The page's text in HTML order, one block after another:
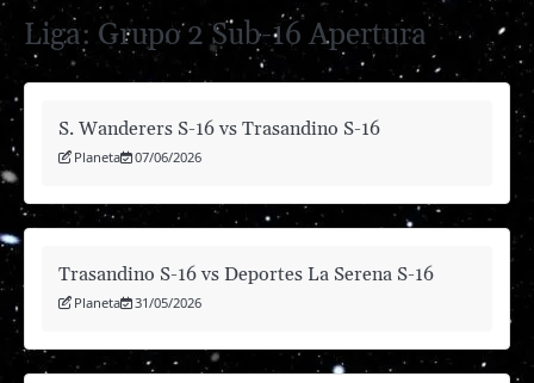
Liga: Grupo 2 Sub-16 Apertura
S. Wanderers S-16 vs Trasandino S-16
Planeta 07/06/2026
Trasandino S-16 vs Deportes La Serena S-16
Planeta 31/05/2026